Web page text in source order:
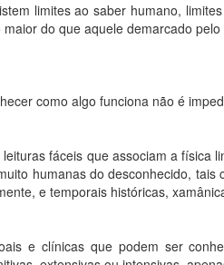
limites ao saber humano,
do que aquele demarcado
como algo funciona não é
fáceis que associam a física
humanas do desconhecido,
e temporais históricas,
e clínicas que podem ser